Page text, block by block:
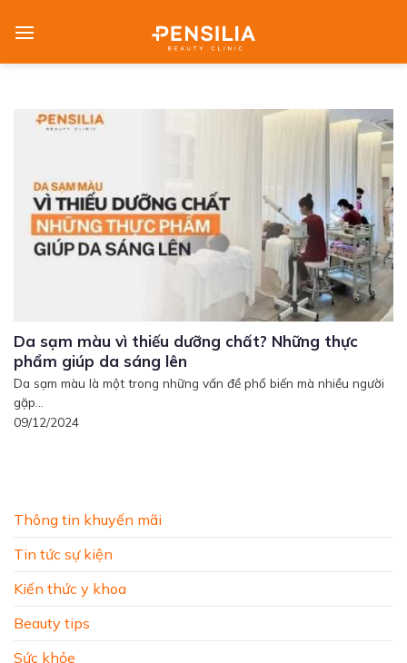
Thông tin khuyến mãi
Tin tức sự kiện
Kiến thức y khoa
Beauty tips
Sức khỏe
Da sạm màu vì thiếu dưỡng chất? Những thực
phẩm giúp da sáng lên
Da sạm màu là một trong những vấn đề phổ biến mà nhiều người
gặp...
09/12/2024